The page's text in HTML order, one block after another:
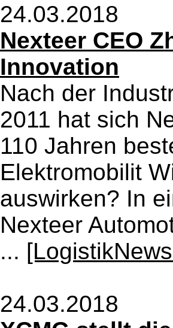
24.03.2018
Nexteer CEO
Innovation
Nach der
2011 hat sich
110 Jahren
Elektromobilit
auswirken? In
Nexteer
...
24.03.2018